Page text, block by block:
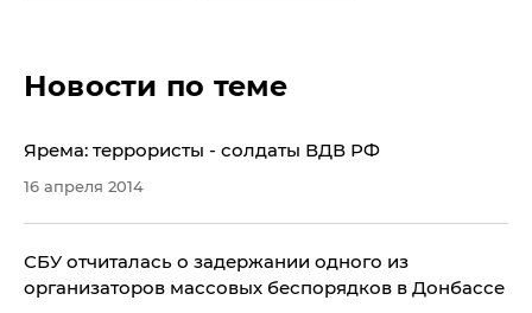
Новости по теме
Ярема: террористы - солдаты ВДВ РФ
16 апреля 2014
СБУ отчиталась о задержании одного из
организаторов массовых беспорядков в Донбассе